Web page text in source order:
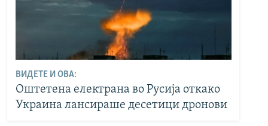
ВИДЕТЕ И ОВА:
Оштетена електрана во Русија откако
Украина лансираше десетици дронови